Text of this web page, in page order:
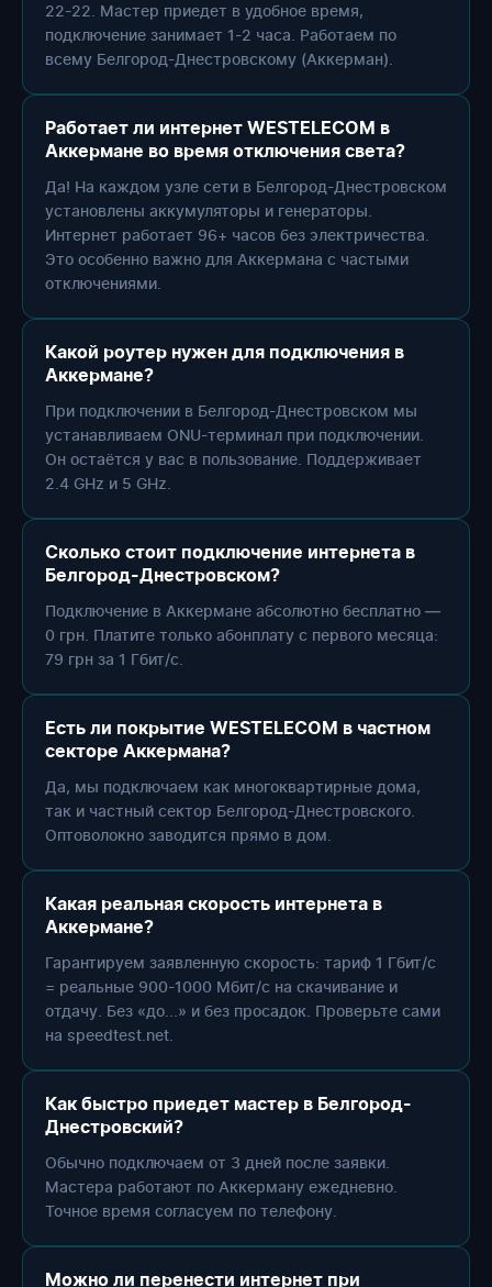
22-22. Мастер приедет в удобное время,
подключение занимает 1-2 часа. Работаем по
всему Белгород-Днестровскому (Аккерман).
Работает ли интернет WESTELECOM в
Аккермане во время отключения света?
Да! На каждом узле сети в Белгород-Днестровском
установлены аккумуляторы и генераторы.
Интернет работает 96+ часов без электричества.
Это особенно важно для Аккермана с частыми
отключениями.
Какой роутер нужен для подключения в
Аккермане?
При подключении в Белгород-Днестровском мы
устанавливаем ONU-терминал при подключении.
Он остаётся у вас в пользование. Поддерживает
2.4 GHz и 5 GHz.
Сколько стоит подключение интернета в
Белгород-Днестровском?
Подключение в Аккермане абсолютно бесплатно —
0 грн. Платите только абонплату с первого месяца:
79 грн за 1 Гбит/с.
Есть ли покрытие WESTELECOM в частном
секторе Аккермана?
Да, мы подключаем как многоквартирные дома,
так и частный сектор Белгород-Днестровского.
Оптоволокно заводится прямо в дом.
Какая реальная скорость интернета в
Аккермане?
Гарантируем заявленную скорость: тариф 1 Гбит/с
= реальные 900-1000 Мбит/с на скачивание и
отдачу. Без «до...» и без просадок. Проверьте сами
на speedtest.net.
Как быстро приедет мастер в Белгород-
Днестровский?
Обычно подключаем от 3 дней после заявки.
Мастера работают по Аккерману ежедневно.
Точное время согласуем по телефону.
Можно ли перенести интернет при